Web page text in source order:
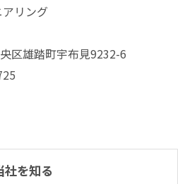
リング
区雄踏町宇布見9232-6
社を知る